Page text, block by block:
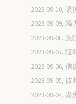
2023-09-10,
2023-09-09,
2023-09-08,
2023-09-07,
2023-09-06,
2023-09-05,
2023-09-04,